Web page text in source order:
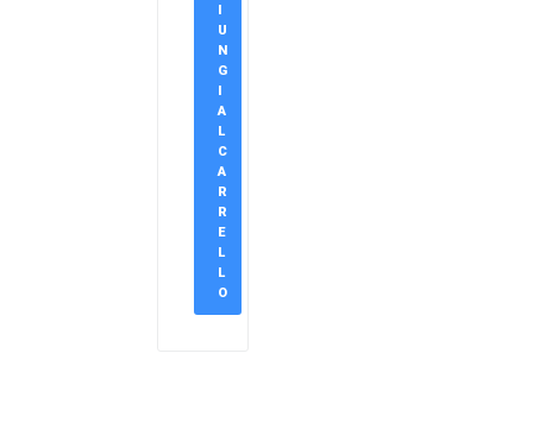
U
N
G
A
L
C
A
R
R
E
L
L
O